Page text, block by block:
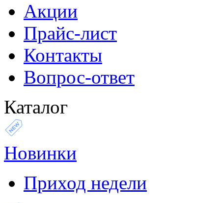
Акции
Прайс-лист
Контакты
Вопрос-ответ
Каталог
Новинки
Приход недели